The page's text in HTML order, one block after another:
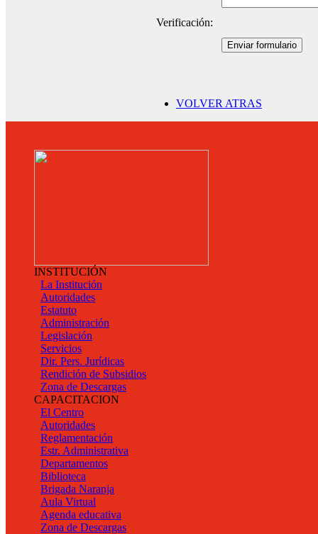
Verificación:
Enviar formulario
VOLVER ATRAS
INSTITUCIÓN
La Institución
Autoridades
Estatuto
Administración
Legislación
Servicios
Dir. Pers. Jurídicas
Rendición de Subsidios
Zona de Descargas
CAPACITACION
El Centro
Autoridades
Reglamentación
Estr. Administrativa
Departamentos
Biblioteca
Brigada Naranja
Aula Virtual
Agenda educativa
Zona de Descargas